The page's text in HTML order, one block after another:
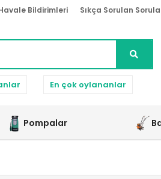
Bildirimleri Sıkça Sorulan
En çok oylananlar
Pompalar